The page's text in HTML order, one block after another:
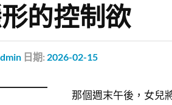
的控制欲
日期: 2026-02-15
那個週末午後，女兒